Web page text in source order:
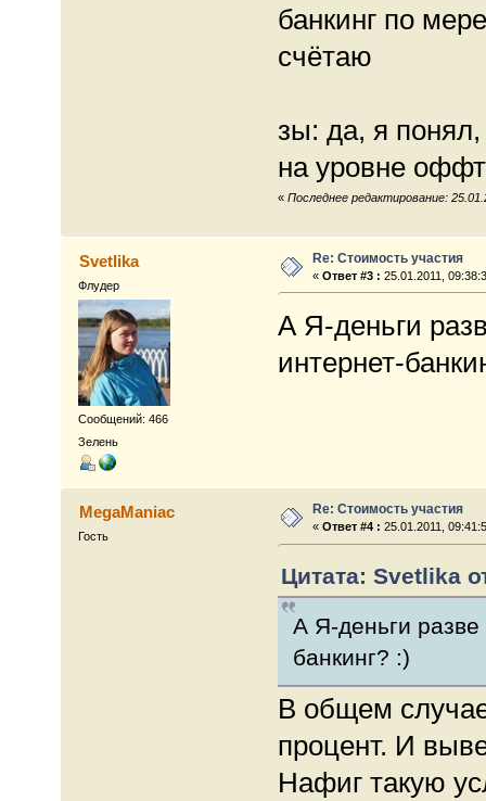
банкинг по
счётаю
зы: да, я понял,
на уровне
« Последнее редактирование:
Svetlika
Флудер
Сообщений: 466
Зелень
Re: Стоимость участия
«Ответ #3 : 25.01.2011,
А Я-деньги
интернет-
MegaManiac
Гость
Re: Стоимость участия
«Ответ #4 : 25.01.2011,
Цитата: Svetlika
А Я-деньги
банкинг? :)
В общем
процент. И
Нафиг такую